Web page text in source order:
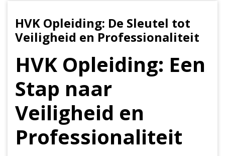
HVK Opleiding: De Sleutel tot
Veiligheid en Professionaliteit
HVK Opleiding: Een
Stap naar
Veiligheid en
Professionaliteit